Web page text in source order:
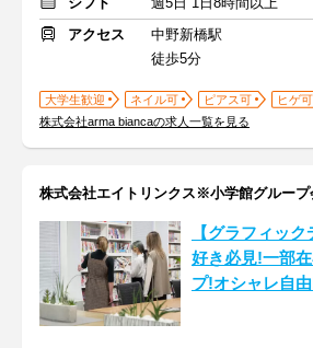
アクセス
中野新橋駅
徒歩5分
大学生歓迎 ネイル可 ピアス可 ヒゲ可
株式会社arma biancaの求人一覧を見る
株式会社エイトリンクス※小学館グループ
【グラフィッ
好き必見!一部
プ!オシャレ自